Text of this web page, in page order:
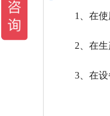
1、在
2、在
3、在